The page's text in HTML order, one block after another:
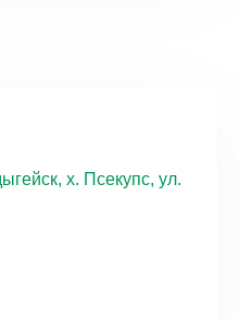
х. Псекупс, ул.